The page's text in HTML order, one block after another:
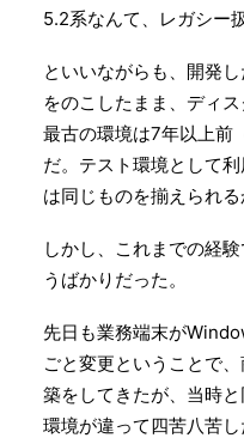
5.2系なんて、レガシー
といいながらも、開発
をのこしたまま、ディス
最古の環境は7年以上前
だ。テスト環境として
は同じものを揃えられる
しかし、これまでの経
うばかりだった。
先日も業務端末が
ごと変更ということで
築をしてきたが、当時
環境が違って四苦八苦